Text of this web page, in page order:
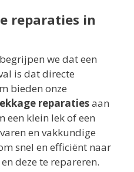
reparaties in
we dat een
is dat directe
bieden onze
reparatiesaan
een klein lek of een
en vakkundige
snel en efficiënt naar
deze te repareren.